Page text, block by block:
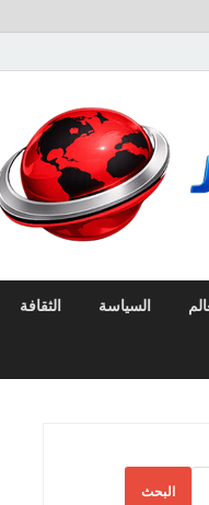
السياسة الثقافة
البحث